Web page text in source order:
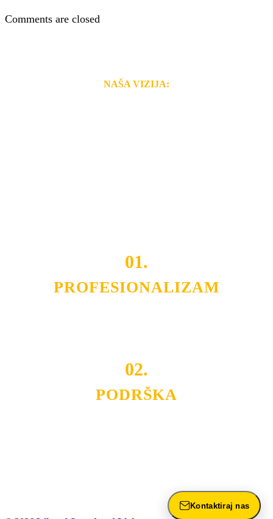
Comments are closed
NAŠA VIZIJA:
01.
PROFESIONALIZAM
02.
PODRŠKA
Kontaktiraj nas